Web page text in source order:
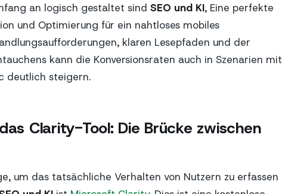
an logisch gestaltet sind SEO und KI, Eine perfekte
und Optimierung für ein nahtloses mobiles
klaren Lesepfaden und der
kann die Konversionsraten auch in Szenarien mit
deutlich steigern.
Clarity-Tool: Die Brücke zwischen
um das tatsächliche Verhalten von Nutzern zu erfassen